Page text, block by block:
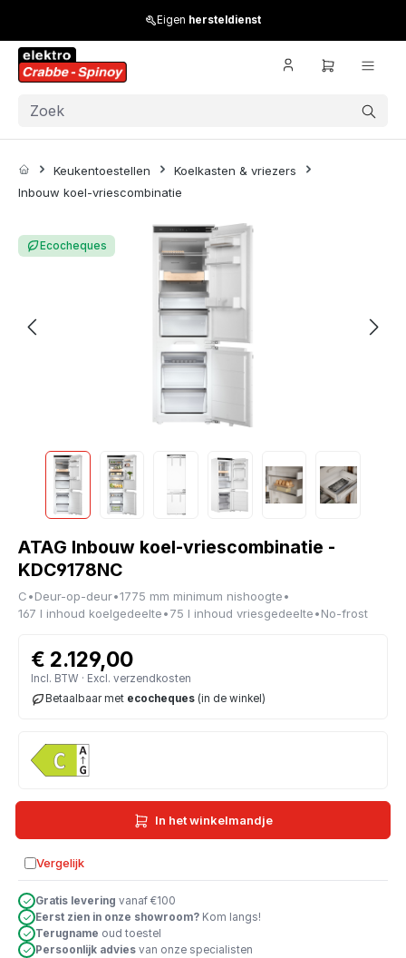
Eigen hersteldienst
Keukentoestellen
Koelkasten & vriezers
Inbouw koel-vriescombinatie
Ecocheques
ATAG Inbouw koel-vriescombinatie -
KDC9178NC
C•Deur-op-deur•1775 mm minimum nishoogte•
167 l inhoud koelgedeelte•75 l inhoud vriesgedeelte•No-frost
€ 2.129,00
Incl. BTW · Excl. verzendkosten
Betaalbaar met ecocheques (in de winkel)
In het winkelmandje
Vergelijk
Toevoegen aan vergelijking
Gratis levering vanaf €100
Eerst zien in onze showroom? Kom langs!
Terugname oud toestel
Persoonlijk advies van onze specialisten